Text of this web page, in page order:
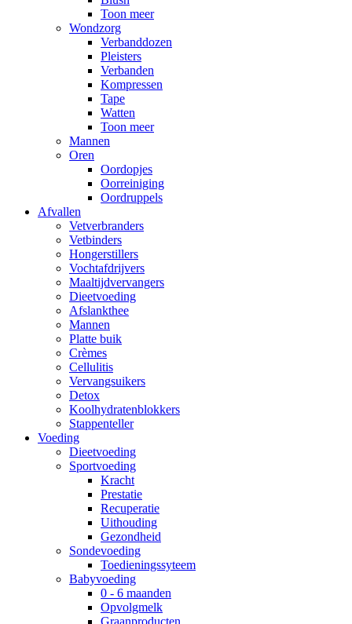
Toon meer
Wondzorg
Verbanddozen
Pleisters
Verbanden
Kompressen
Tape
Watten
Toon meer
Mannen
Oren
Oordopjes
Oorreiniging
Oordruppels
Afvallen
Vetverbranders
Vetbinders
Hongerstillers
Vochtafdrijvers
Maaltijdvervangers
Dieetvoeding
Afslankthee
Mannen
Platte buik
Crèmes
Cellulitis
Vervangsuikers
Detox
Koolhydratenblokkers
Stappenteller
Voeding
Dieetvoeding
Sportvoeding
Kracht
Prestatie
Recuperatie
Uithouding
Gezondheid
Sondevoeding
Toedieningssyteem
Babyvoeding
0 - 6 maanden
Opvolgmelk
Graanproducten